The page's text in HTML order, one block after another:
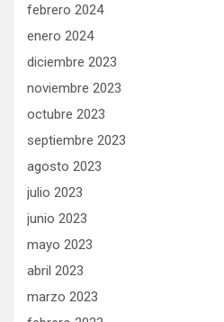
febrero 2024
enero 2024
diciembre 2023
noviembre 2023
octubre 2023
septiembre 2023
agosto 2023
julio 2023
junio 2023
mayo 2023
abril 2023
marzo 2023